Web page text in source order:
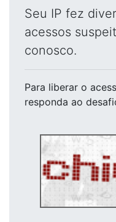
Seu IP fez
acessos
conosco.
Para liberar o
responda ao